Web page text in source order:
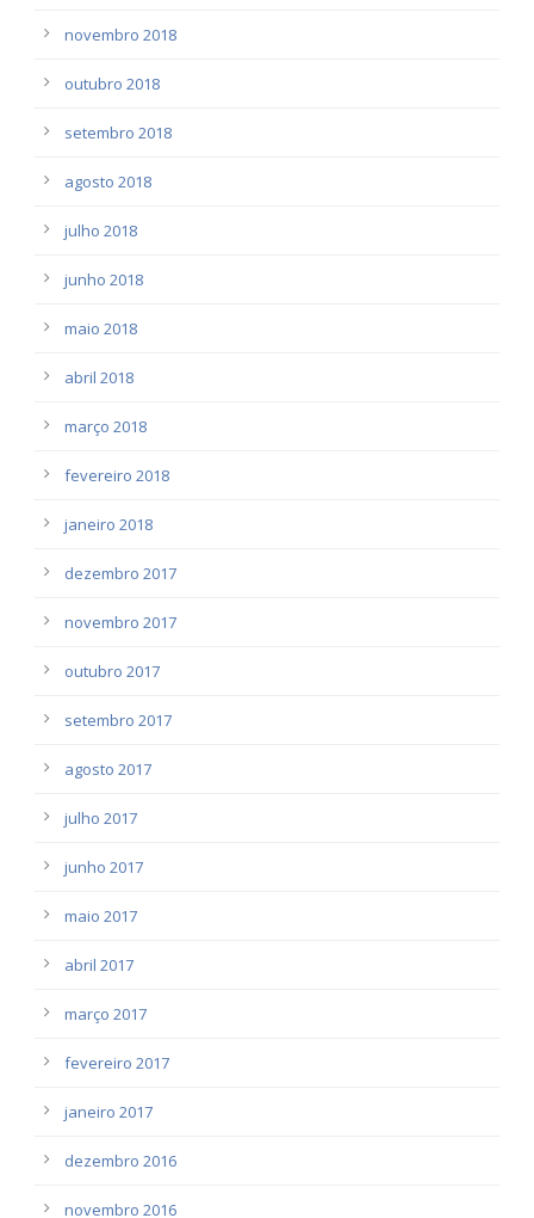
novembro 2018
outubro 2018
setembro 2018
agosto 2018
julho 2018
junho 2018
maio 2018
abril 2018
março 2018
fevereiro 2018
janeiro 2018
dezembro 2017
novembro 2017
outubro 2017
setembro 2017
agosto 2017
julho 2017
junho 2017
maio 2017
abril 2017
março 2017
fevereiro 2017
janeiro 2017
dezembro 2016
novembro 2016